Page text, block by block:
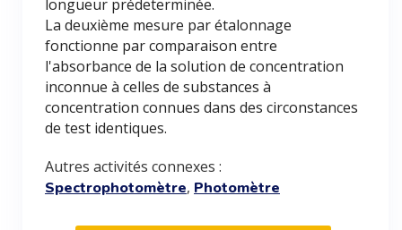
longueur prédeterminée.
La deuxième mesure par étalonnage
fonctionne par comparaison entre
l'absorbance de la solution de concentration
inconnue à celles de substances à
concentration connues dans des circonstances
de test identiques.
Autres activités connexes :
Spectrophotomètre, Photomètre